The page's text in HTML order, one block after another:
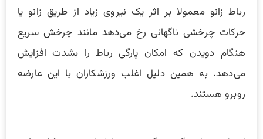
رباط زانو معمولا بر اثر یک نیروی زیاد از طریق زانو یا
حرکات چرخشی ناگهانی رخ می‌دهد مانند چرخش سریع
هنگام دویدن که امکان پارگی رباط را بشدت افزایش
می‌دهد. به همین دلیل اغلب ورزشکاران با این عارضه
روبرو هستند.